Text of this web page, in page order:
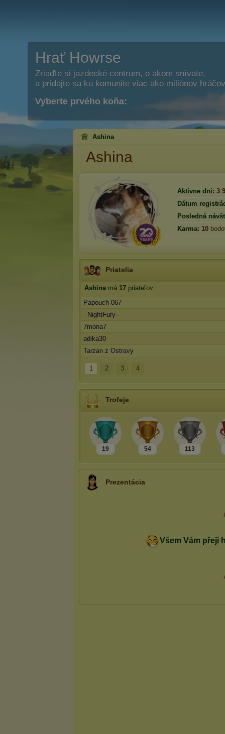
Hrať Howrse
Zriaďte si jazdecké centrum, o akom snívate,
a pridajte sa ku komunite viac ako miliónov
Vyberte prvého koňa:
Ashina
Ashina
Aktívne dni: 3
Dátum
Posledná
Karma: 10
Priatelia
Ashinamá 17 priateľov:
Papouch 067
--NightFury--
7mona7
adika30
Tarzan z Ostravy
1 2 3 4
Trofeje
19 54 113
Prezentácia